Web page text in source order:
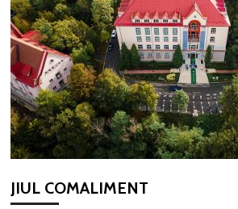
JIUL COMALIMENT